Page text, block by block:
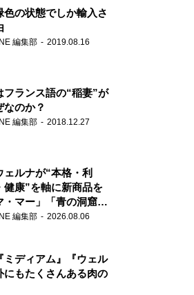
色の状態でしか輸入さ
編集部 2019.08.16
フランス語の“稲妻”が
なのか？
編集部 2018.12.27
ェルナが“本格・利
健康”を軸に新商品を
マー」「青の洞窟」
強化
編集部 2026.08.06
ミディアム』『ウェル
にもたくさんある肉の